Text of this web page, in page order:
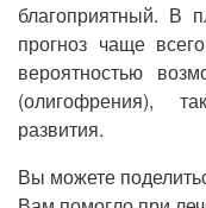
благоприятный. В
прогноз чаще
вероятностью
(олигофрения),
развития.
Вы можете